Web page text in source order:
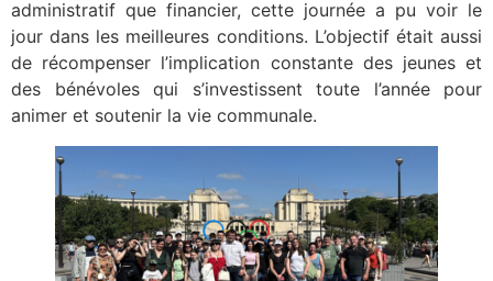
administratif que financier, cette journée a pu voir le
jour dans les meilleures conditions. L’objectif était aussi
de récompenser l’implication constante des jeunes et
des bénévoles qui s’investissent toute l’année pour
animer et soutenir la vie communale.